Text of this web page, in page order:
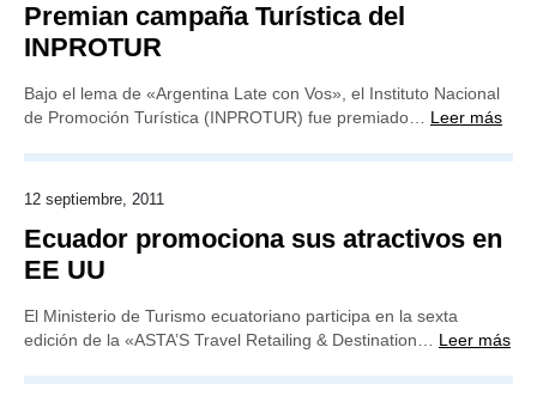
Premian campaña Turística del
INPROTUR
Bajo el lema de «Argentina Late con Vos», el Instituto Nacional
de Promoción Turística (INPROTUR) fue premiado… Leer más
12 septiembre, 2011
Ecuador promociona sus atractivos en
EE UU
El Ministerio de Turismo ecuatoriano participa en la sexta
edición de la «ASTA’S Travel Retailing & Destination… Leer más